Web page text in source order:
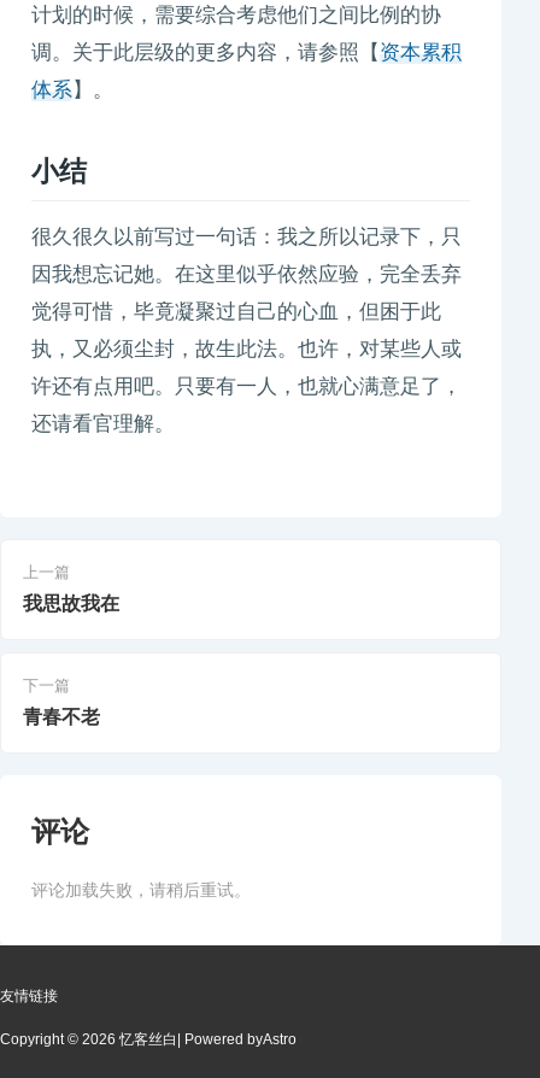
计划的时候，需要综合考虑他们之间比例的协
调。关于此层级的更多内容，请参照【资本累积
体系】。
小结
很久很久以前写过一句话：我之所以记录下，只
因我想忘记她。在这里似乎依然应验，完全丢弃
觉得可惜，毕竟凝聚过自己的心血，但困于此
执，又必须尘封，故生此法。也许，对某些人或
许还有点用吧。只要有一人，也就心满意足了，
还请看官理解。
上一篇
我思故我在
下一篇
青春不老
评论
评论加载失败，请稍后重试。
友情链接
Copyright © 2026 忆客丝白 | Powered byAstro